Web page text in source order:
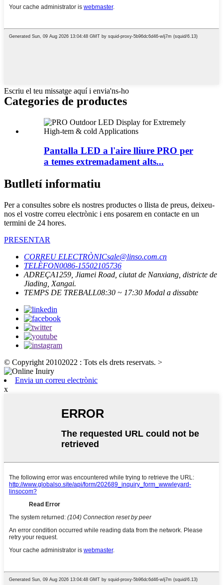
Escriu el teu missatge aquí i envia'ns-ho
Categories de productes
Pantalla LED a l'aire lliure PRO per
a temes extremadament alts...
Butlletí informatiu
Per a consultes sobre els nostres productes o llista de preus, deixeu-
nos el vostre correu electrònic i ens posarem en contacte en un
termini de 24 hores.
PRESENTAR
CORREU ELECTRÒNICsale@linso.com.cn
TELÈFON0086-15502105736
ADREÇA1259, Jiamei Road, ciutat de Nanxiang, districte de
Jiading, Xangai.
TEMPS DE TREBALL08:30 ~ 17:30 Modal a dissabte
© Copyright 20102022 : Tots els drets reservats. >
Envia un correu electrònic
x